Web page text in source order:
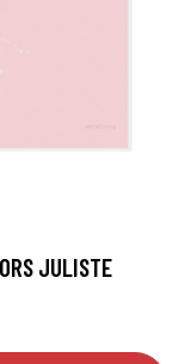
JULISTE